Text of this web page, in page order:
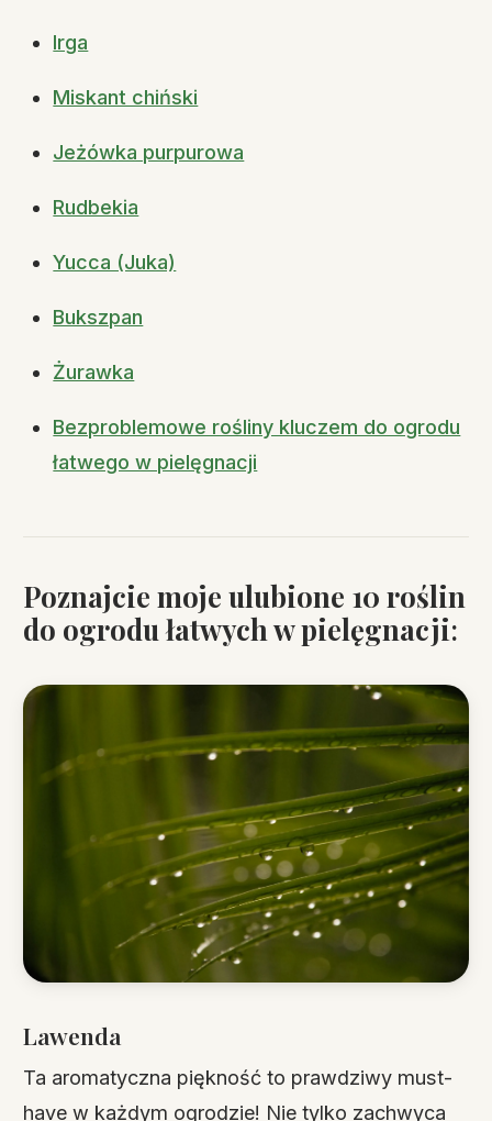
Irga
Miskant chiński
Jeżówka purpurowa
Rudbekia
Yucca (Juka)
Bukszpan
Żurawka
Bezproblemowe rośliny kluczem do ogrodu
łatwego w pielęgnacji
Poznajcie moje ulubione 10 roślin
do ogrodu łatwych w pielęgnacji:
Lawenda
Ta aromatyczna piękność to prawdziwy must-
have w każdym ogrodzie! Nie tylko zachwyca